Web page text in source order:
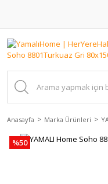
Anasayfa Marka Ürünleri
%50